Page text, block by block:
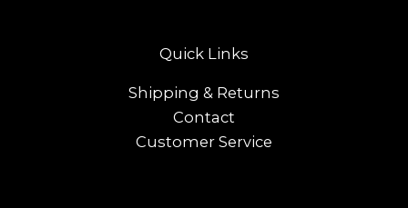
Quick Links
Shipping & Returns
Contact
Customer Service